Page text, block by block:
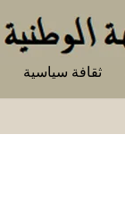
ثقافة سياسية